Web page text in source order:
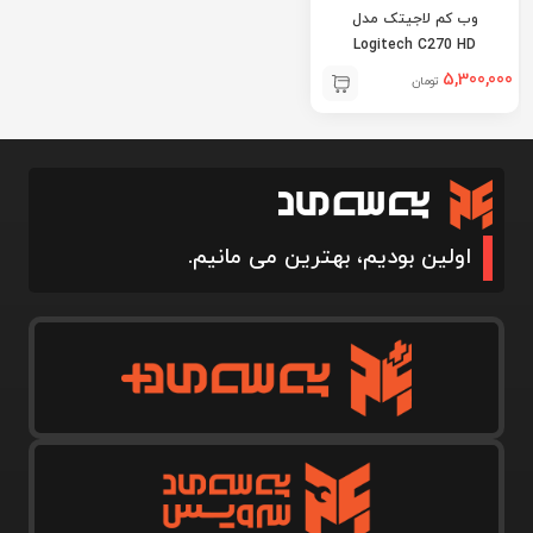
وب کم لاجیتک مدل
Logitech C270 HD
5,300,000 تومان
اولین بودیم، بهترین می مانیم.